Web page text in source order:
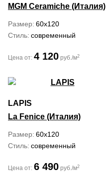
MGM Ceramiche (Италия)
Размер 60x120
Стиль современный
Цена от: 4 120 руб./м2
LAPIS
La Fenice (Италия)
Размер 60x120
Стиль современный
Цена от: 6 490 руб./м2